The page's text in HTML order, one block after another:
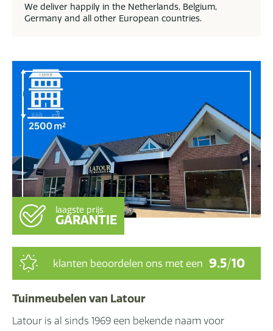
We deliver happily in the Netherlands, Belgium,
Germany and all other European countries.
laagste prijs
GARANTIE
klanten beoordelen ons met een 9.5/10
Tuinmeubelen van Latour
Latour is al sinds 1969 een bekende naam voor